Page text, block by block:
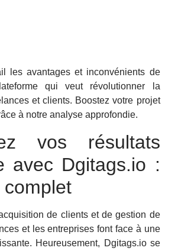
les avantages et inconvénients de
qui veut révolutionner la
et clients. Boostez votre projet
à notre analyse approfondie.
vos résultats
avec Dgitags.io :
de clients et de gestion de
et les entreprises font face à une
Heureusement, Dgitags.io se